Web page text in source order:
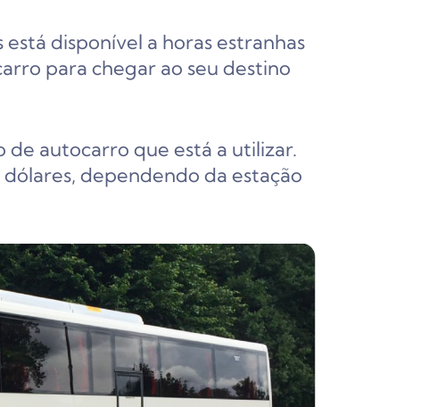
disponível a horas estranhas
para chegar ao seu destino
de autocarro que está a utilizar.
dependendo da estação